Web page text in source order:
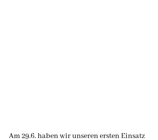
Am 29.6. haben wir unseren ersten Einsatz